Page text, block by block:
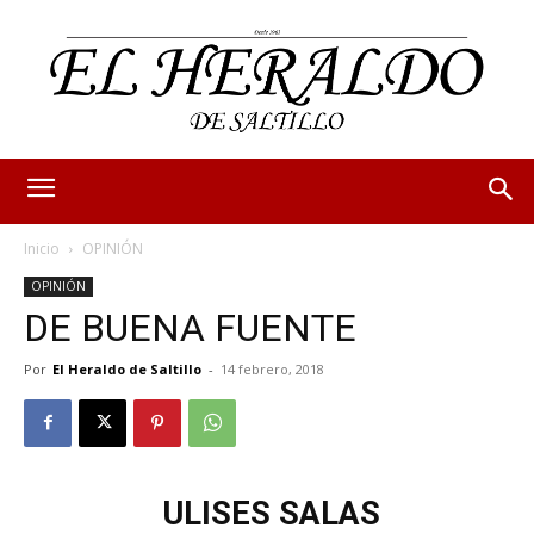
Inicio OPINIÓN
OPINIÓN
DE BUENA FUENTE
Por El Heraldo de Saltillo - 14 febrero, 2018
ULISES SALAS